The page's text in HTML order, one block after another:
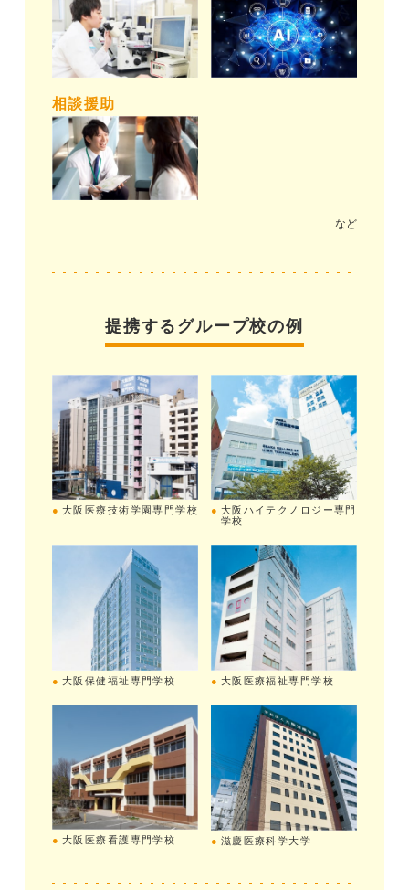
相談援助
など
提携するグループ校の例
大阪医療技術学園専門学校
大阪ハイテクノロジー専門
学校
大阪保健福祉専門学校 大阪医療福祉専門学校
大阪医療看護専門学校 滋慶医療科学大学